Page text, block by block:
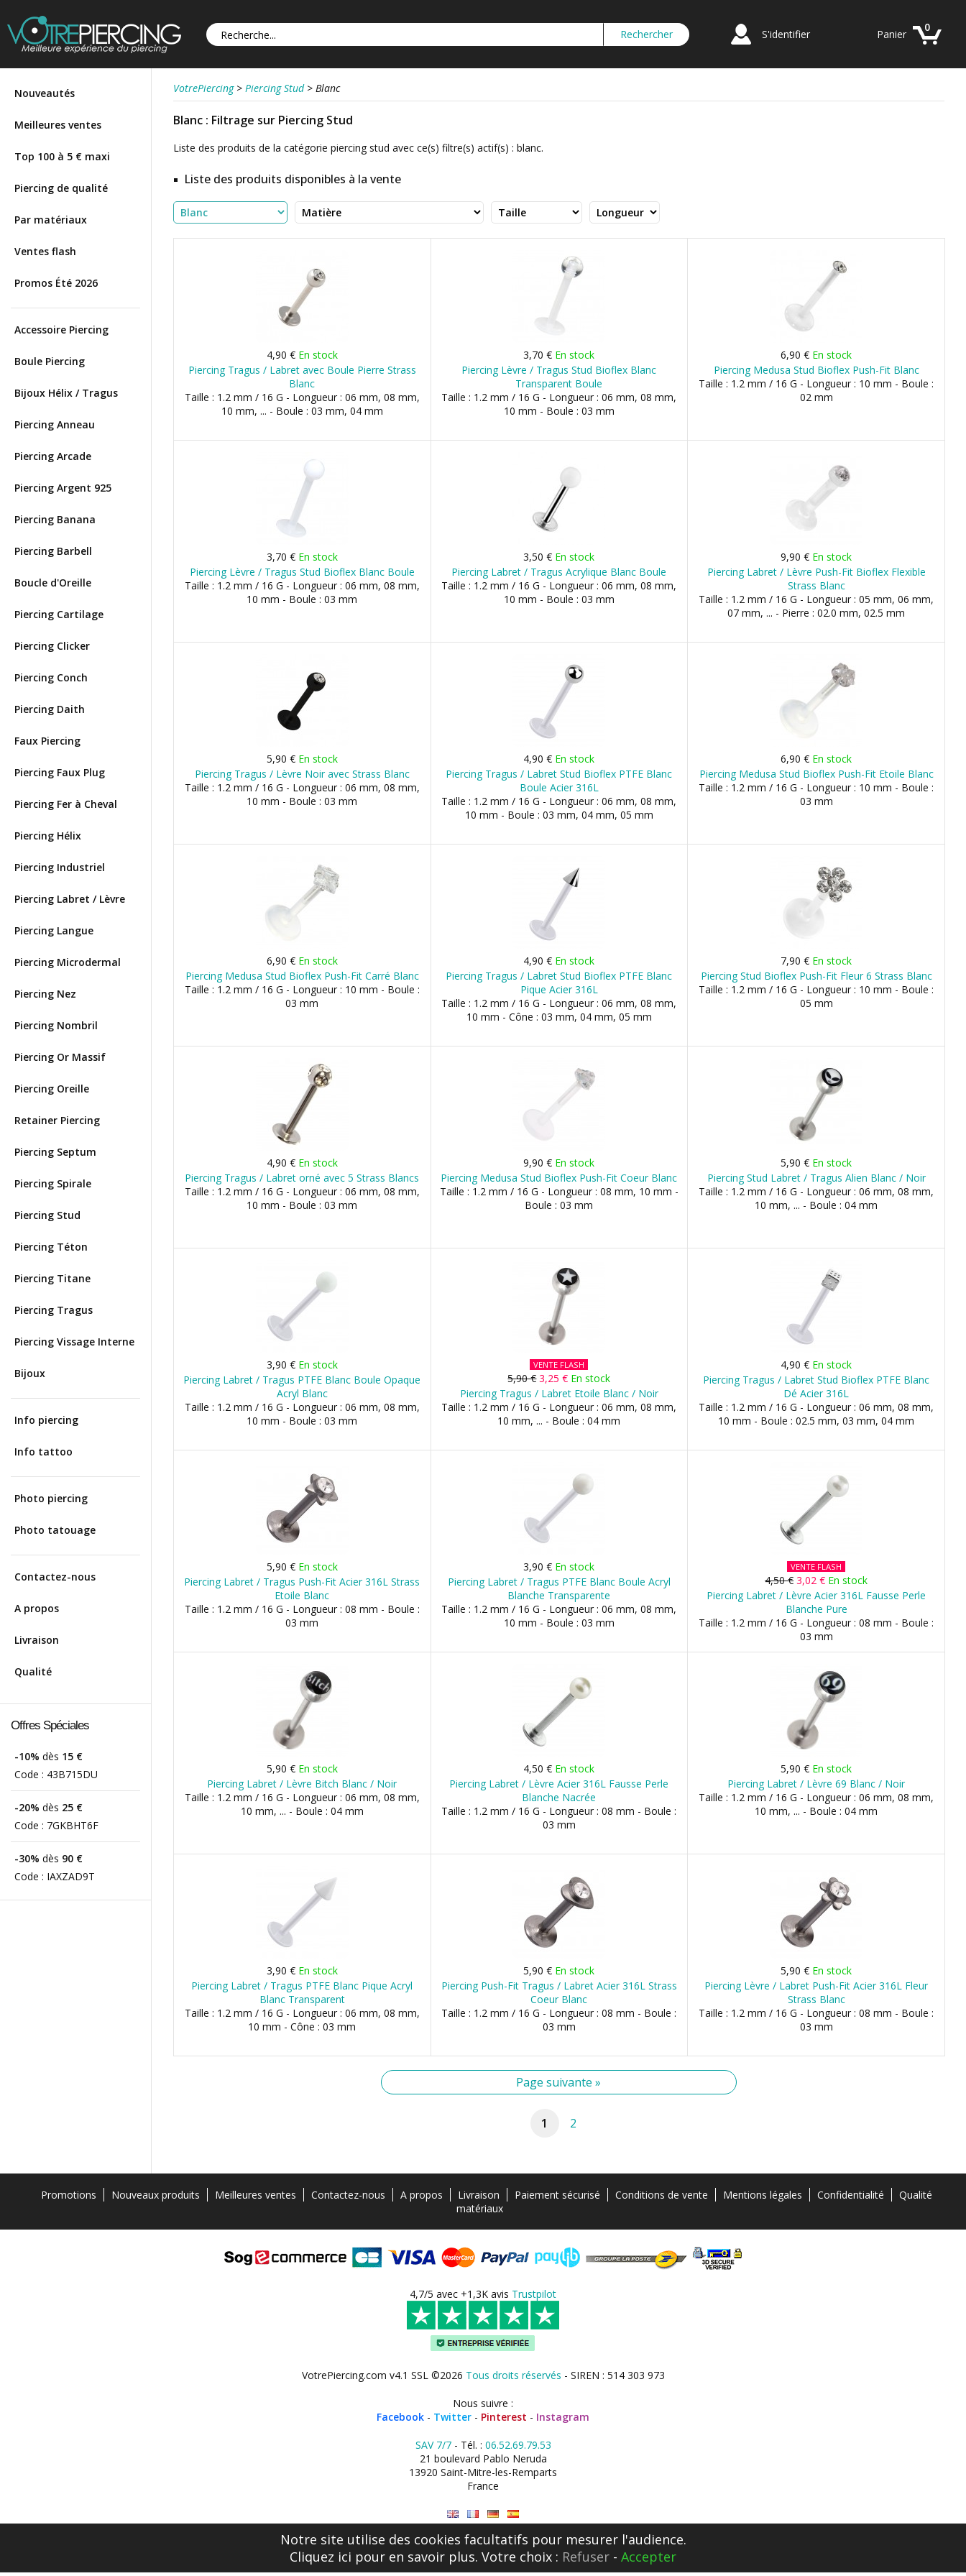
S'identifier
0
Panier
Nouveautés
Meilleures ventes
Top 100 à 5 € maxi
Piercing de qualité
Par matériaux
Ventes flash
Promos Été 2026
Accessoire Piercing
Boule Piercing
Bijoux Hélix / Tragus
Piercing Anneau
Piercing Arcade
Piercing Argent 925
Piercing Banana
Piercing Barbell
Boucle d'Oreille
Piercing Cartilage
Piercing Clicker
Piercing Conch
Piercing Daith
Faux Piercing
Piercing Faux Plug
Piercing Fer à Cheval
Piercing Hélix
Piercing Industriel
Piercing Labret / Lèvre
Piercing Langue
Piercing Microdermal
Piercing Nez
Piercing Nombril
Piercing Or Massif
Piercing Oreille
Retainer Piercing
Piercing Septum
Piercing Spirale
Piercing Stud
Piercing Téton
Piercing Titane
Piercing Tragus
Piercing Vissage Interne
Bijoux
Info piercing
Info tattoo
Photo piercing
Photo tatouage
Contactez-nous
A propos
Livraison
Qualité
Offres Spéciales
-10% dès 15 €
Code : 43B715DU
-20% dès 25 €
Code : 7GKBHT6F
-30% dès 90 €
Code : IAXZAD9T
VotrePiercing > Piercing Stud > Blanc
Blanc : Filtrage sur Piercing Stud
Liste des produits de la catégorie piercing stud avec ce(s) filtre(s) actif(s) : blanc.
Liste des produits disponibles à la vente
4,90 € En stock
Piercing Tragus / Labret avec Boule Pierre Strass
Blanc
Taille : 1.2 mm / 16 G - Longueur : 06 mm, 08 mm,
10 mm, ... - Boule : 03 mm, 04 mm
3,70 € En stock
Piercing Lèvre / Tragus Stud Bioflex Blanc
Transparent Boule
Taille : 1.2 mm / 16 G - Longueur : 06 mm, 08 mm,
10 mm - Boule : 03 mm
6,90 € En stock
Piercing Medusa Stud Bioflex Push-Fit Blanc
Taille : 1.2 mm / 16 G - Longueur : 10 mm - Boule :
02 mm
3,70 € En stock
Piercing Lèvre / Tragus Stud Bioflex Blanc Boule
Taille : 1.2 mm / 16 G - Longueur : 06 mm, 08 mm,
10 mm - Boule : 03 mm
3,50 € En stock
Piercing Labret / Tragus Acrylique Blanc Boule
Taille : 1.2 mm / 16 G - Longueur : 06 mm, 08 mm,
10 mm - Boule : 03 mm
9,90 € En stock
Piercing Labret / Lèvre Push-Fit Bioflex Flexible
Strass Blanc
Taille : 1.2 mm / 16 G - Longueur : 05 mm, 06 mm,
07 mm, ... - Pierre : 02.0 mm, 02.5 mm
5,90 € En stock
Piercing Tragus / Lèvre Noir avec Strass Blanc
Taille : 1.2 mm / 16 G - Longueur : 06 mm, 08 mm,
10 mm - Boule : 03 mm
4,90 € En stock
Piercing Tragus / Labret Stud Bioflex PTFE Blanc
Boule Acier 316L
Taille : 1.2 mm / 16 G - Longueur : 06 mm, 08 mm,
10 mm - Boule : 03 mm, 04 mm, 05 mm
6,90 € En stock
Piercing Medusa Stud Bioflex Push-Fit Etoile Blanc
Taille : 1.2 mm / 16 G - Longueur : 10 mm - Boule :
03 mm
6,90 € En stock
Piercing Medusa Stud Bioflex Push-Fit Carré Blanc
Taille : 1.2 mm / 16 G - Longueur : 10 mm - Boule :
03 mm
4,90 € En stock
Piercing Tragus / Labret Stud Bioflex PTFE Blanc
Pique Acier 316L
Taille : 1.2 mm / 16 G - Longueur : 06 mm, 08 mm,
10 mm - Cône : 03 mm, 04 mm, 05 mm
7,90 € En stock
Piercing Stud Bioflex Push-Fit Fleur 6 Strass Blanc
Taille : 1.2 mm / 16 G - Longueur : 10 mm - Boule :
05 mm
4,90 € En stock
Piercing Tragus / Labret orné avec 5 Strass Blancs
Taille : 1.2 mm / 16 G - Longueur : 06 mm, 08 mm,
10 mm - Boule : 03 mm
9,90 € En stock
Piercing Medusa Stud Bioflex Push-Fit Coeur Blanc
Taille : 1.2 mm / 16 G - Longueur : 08 mm, 10 mm -
Boule : 03 mm
5,90 € En stock
Piercing Stud Labret / Tragus Alien Blanc / Noir
Taille : 1.2 mm / 16 G - Longueur : 06 mm, 08 mm,
10 mm, ... - Boule : 04 mm
3,90 € En stock
Piercing Labret / Tragus PTFE Blanc Boule Opaque
Acryl Blanc
Taille : 1.2 mm / 16 G - Longueur : 06 mm, 08 mm,
10 mm - Boule : 03 mm
VENTE FLASH
5,90 € 3,25 € En stock
Piercing Tragus / Labret Etoile Blanc / Noir
Taille : 1.2 mm / 16 G - Longueur : 06 mm, 08 mm,
10 mm, ... - Boule : 04 mm
4,90 € En stock
Piercing Tragus / Labret Stud Bioflex PTFE Blanc
Dé Acier 316L
Taille : 1.2 mm / 16 G - Longueur : 06 mm, 08 mm,
10 mm - Boule : 02.5 mm, 03 mm, 04 mm
5,90 € En stock
Piercing Labret / Tragus Push-Fit Acier 316L Strass
Etoile Blanc
Taille : 1.2 mm / 16 G - Longueur : 08 mm - Boule :
03 mm
3,90 € En stock
Piercing Labret / Tragus PTFE Blanc Boule Acryl
Blanche Transparente
Taille : 1.2 mm / 16 G - Longueur : 06 mm, 08 mm,
10 mm - Boule : 03 mm
VENTE FLASH
4,50 € 3,02 € En stock
Piercing Labret / Lèvre Acier 316L Fausse Perle
Blanche Pure
Taille : 1.2 mm / 16 G - Longueur : 08 mm - Boule :
03 mm
5,90 € En stock
Piercing Labret / Lèvre Bitch Blanc / Noir
Taille : 1.2 mm / 16 G - Longueur : 06 mm, 08 mm,
10 mm, ... - Boule : 04 mm
4,50 € En stock
Piercing Labret / Lèvre Acier 316L Fausse Perle
Blanche Nacrée
Taille : 1.2 mm / 16 G - Longueur : 08 mm - Boule :
03 mm
5,90 € En stock
Piercing Labret / Lèvre 69 Blanc / Noir
Taille : 1.2 mm / 16 G - Longueur : 06 mm, 08 mm,
10 mm, ... - Boule : 04 mm
3,90 € En stock
Piercing Labret / Tragus PTFE Blanc Pique Acryl
Blanc Transparent
Taille : 1.2 mm / 16 G - Longueur : 06 mm, 08 mm,
10 mm - Cône : 03 mm
5,90 € En stock
Piercing Push-Fit Tragus / Labret Acier 316L Strass
Coeur Blanc
Taille : 1.2 mm / 16 G - Longueur : 08 mm - Boule :
03 mm
5,90 € En stock
Piercing Lèvre / Labret Push-Fit Acier 316L Fleur
Strass Blanc
Taille : 1.2 mm / 16 G - Longueur : 08 mm - Boule :
03 mm
Page suivante »
1 2
Promotions Nouveaux produits Meilleures ventes Contactez-nous A propos Livraison Paiement sécurisé Conditions de vente Mentions légales Confidentialité
Qualité
matériaux
4,7/5 avec +1,3K avis Trustpilot
VotrePiercing.com v4.1 SSL ©2026 Tous droits réservés - SIREN : 514 303 973
Nous suivre :
Facebook - Twitter - Pinterest - Instagram
SAV 7/7- Tél. : 06.52.69.79.53
21 boulevard Pablo Neruda
13920 Saint-Mitre-les-Remparts
France
Notre site utilise des cookies facultatifs pour mesurer l'audience.
Cliquez ici pour en savoir plus. Votre choix : Refuser - Accepter